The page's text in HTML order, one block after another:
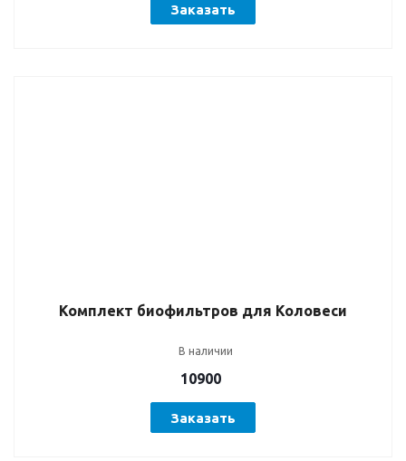
Заказать
Комплект биофильтров для Коловеси
В наличии
10900
Заказать